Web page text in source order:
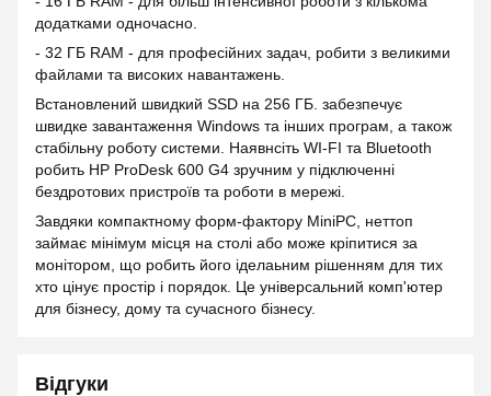
додатками одночасно.
- 32 ГБ RAM - для професійних задач, робити з великими
файлами та високих навантажень.
Встановлений швидкий SSD на 256 ГБ. забезпечує
швидке завантаження Windows та інших програм, а також
стабільну роботу системи. Наявнсіть WI-FI та Bluetooth
робить HP ProDesk 600 G4 зручним у підключенні
бездротових пристроїв та роботи в мережі.
Завдяки компактному форм-фактору MiniPC, неттоп
займає мінімум місця на столі або може кріпитися за
монітором, що робить його іделаьним рішенням для тих
хто цінує простір і порядок. Це універсальний комп'ютер
для бізнесу, дому та сучасного бізнесу.
Відгуки